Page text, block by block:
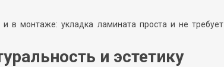
в монтаже: укладка ламината проста и не требует
и эстетику